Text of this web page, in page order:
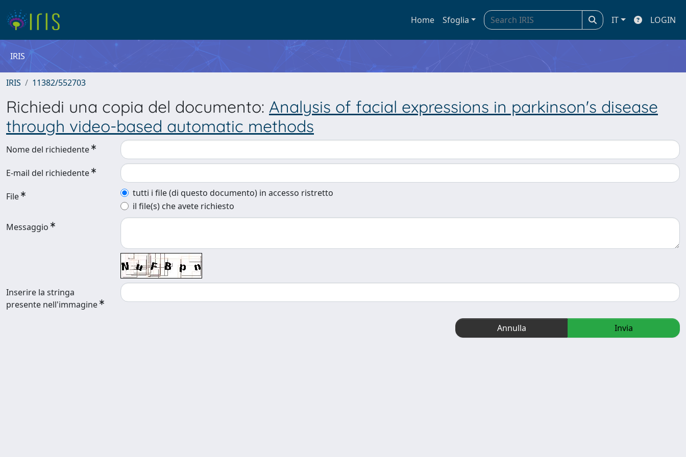
Home Sfoglia IT LOGIN
IRIS
IRIS 11382/552703
Richiedi una copia del documento: Analysis of facial expressions in parkinson's disease
through video-based automatic methods
Nome del richiedente
E-mail del richiedente
File
tutti i file (di questo documento) in accesso ristretto
il file(s) che avete richiesto
Messaggio
Inserire la stringa
presente nell'immagine
Annulla Invia